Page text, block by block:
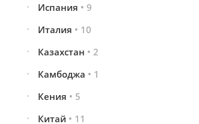
Испания • 9
Италия • 10
Казахстан • 2
Камбоджа • 1
Кения • 5
Китай • 11